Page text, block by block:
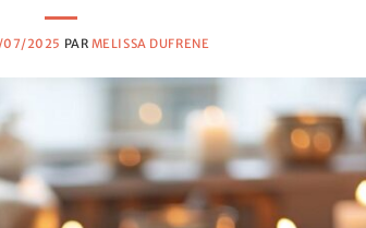
2025 PAR MELISSA DUFRENE